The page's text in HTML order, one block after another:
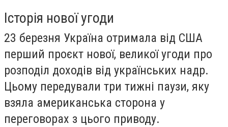
Історія нової угоди
23 березня Україна отримала від США
перший проєкт нової, великої угоди про
розподіл доходів від українських надр.
Цьому передували три тижні паузи, яку
взяла американська сторона у
переговорах з цього приводу.